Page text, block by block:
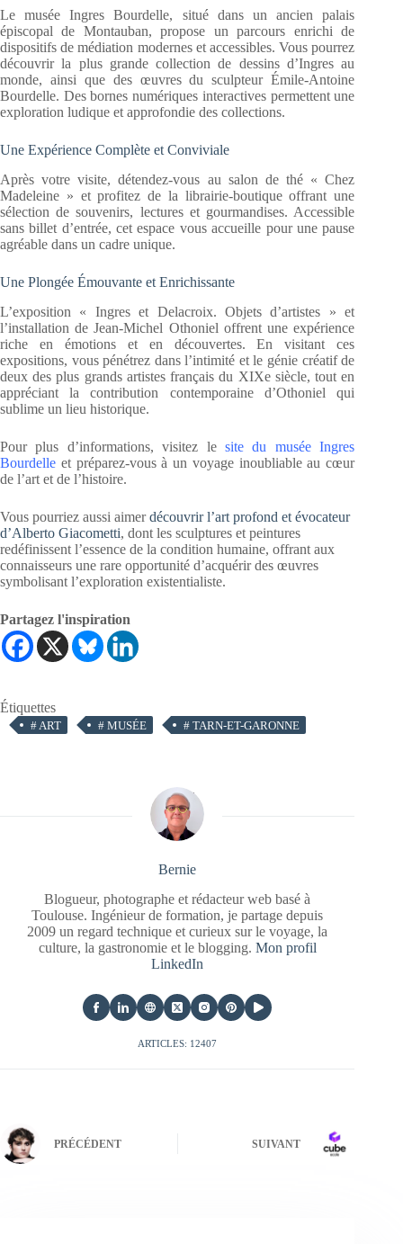
Le musée Ingres Bourdelle, situé dans un ancien palais
épiscopal de Montauban, propose un parcours enrichi de
dispositifs de médiation modernes et accessibles. Vous pourrez
découvrir la plus grande collection de dessins d’Ingres au
monde, ainsi que des œuvres du sculpteur Émile-Antoine
Bourdelle. Des bornes numériques interactives permettent une
exploration ludique et approfondie des collections.
Une Expérience Complète et Conviviale
Après votre visite, détendez-vous au salon de thé « Chez
Madeleine » et profitez de la librairie-boutique offrant une
sélection de souvenirs, lectures et gourmandises. Accessible
sans billet d’entrée, cet espace vous accueille pour une pause
agréable dans un cadre unique.
Une Plongée Émouvante et Enrichissante
L’exposition « Ingres et Delacroix. Objets d’artistes » et
l’installation de Jean-Michel Othoniel offrent une expérience
riche en émotions et en découvertes. En visitant ces
expositions, vous pénétrez dans l’intimité et le génie créatif de
deux des plus grands artistes français du XIXe siècle, tout en
appréciant la contribution contemporaine d’Othoniel qui
sublime un lieu historique.
Pour plus d’informations, visitez lesite du musée Ingres
Bourdelle et préparez-vous à un voyage inoubliable au cœur
de l’art et de l’histoire.
Vous pourriez aussi aimerdécouvrir l’art profond et évocateur
d’Alberto Giacometti, dont les sculptures et peintures
redéfinissent l’essence de la condition humaine, offrant aux
connaisseurs une rare opportunité d’acquérir des œuvres
symbolisant l’exploration existentialiste.
Partagez l'inspiration
Étiquettes
#ART # MUSÉE # TARN-ET-GARONNE
Bernie
Blogueur, photographe et rédacteur web basé à
Toulouse. Ingénieur de formation, je partage depuis
2009 un regard technique et curieux sur le voyage, la
culture, la gastronomie et le blogging. Mon profil
LinkedIn
ARTICLES: 12407
PRÉCÉDENT SUIVANT